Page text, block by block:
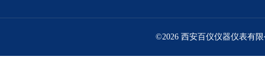
©2026 西安百仪仪器仪表有